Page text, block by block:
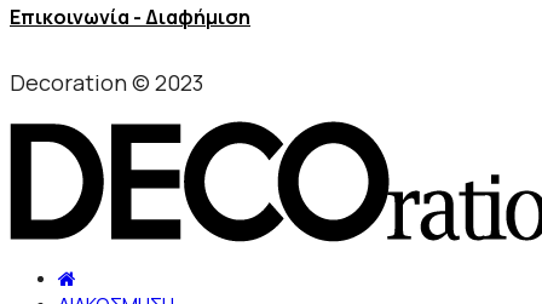
Επικοινωνία - Διαφήμιση
Decoration © 2023